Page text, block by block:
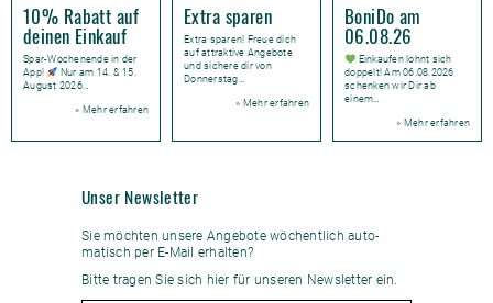
10% Rabatt auf
deinen Einkauf
Spar-Wochenende in der
App!
Nur am 14. & 15.
August 2026…
» Mehr erfahren
Extra sparen
Extra sparen! Freue dich
auf attraktive Angebote
und sichere dir von
Donnerstag…
» Mehr erfahren
BoniDo am
06.08.26
Einkaufen lohnt sich
doppelt! Am 06.08.2026
schenken wir Dir ab
einem…
» Mehr erfahren
Unser Newsletter
Sie möchten unsere Angebote wöchent­lich auto­
matisch per E-Mail erhalten?
Bitte tragen Sie sich hier für unseren Newsletter ein.